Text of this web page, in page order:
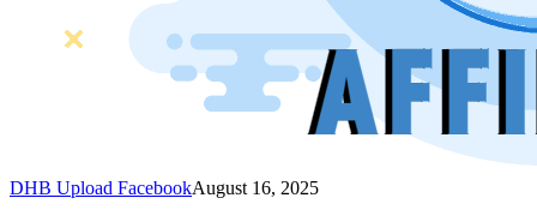
DHB Upload FacebookAugust 16, 2025